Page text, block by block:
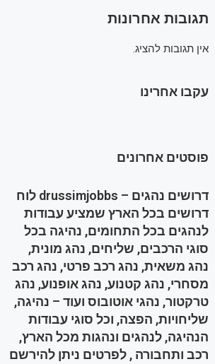
תגובות אחרונות
אין תגובות להציג.
עקבו אחרינו
פוסטים אחרונים
דרושים נהגים – drussimjobbs לוח
דרושים בכל הארץ שמציע עבודות
לנהגים בכל התחומים, נהיגה בכל
סוגי הרכבים, שליחים, נהג מונית,
נהג משאית, נהג רכב פרטי, נהג רכב
מסחרי, נהג קטנוע, נהג אופנוע, נהג
טרקטור, נהגי אוטובוס ועוד – נהיגה,
שליחויות, הפצה, וכל סוגי עבודות
הנהיגה, לנהגים ונהגות מכל הארץ,
רכב ותחבורה , לפרטים ניתן להירשם